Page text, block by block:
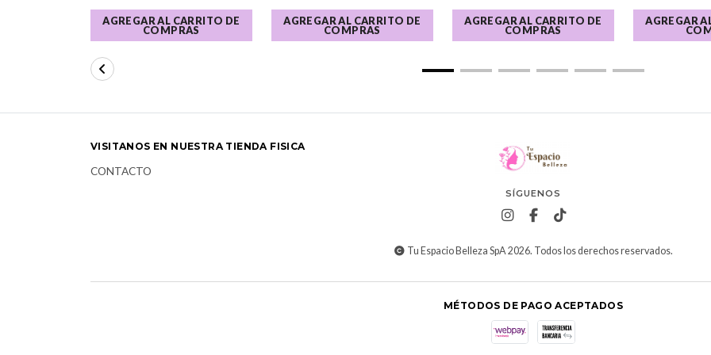
AGREGAR AL CARRITO DE
COMPRAS
AGREGAR AL CARRITO DE
COMPRAS
AGREGAR AL CARRITO DE
COMPRAS
AGREGAR
SÍGUENOS
Tu Espacio Belleza SpA 2026. Todos los derechos reservados.
VISITANOS EN NUESTRA TIENDA FISICA
CONTACTO
MÉTODOS DE PAGO ACEPTADOS